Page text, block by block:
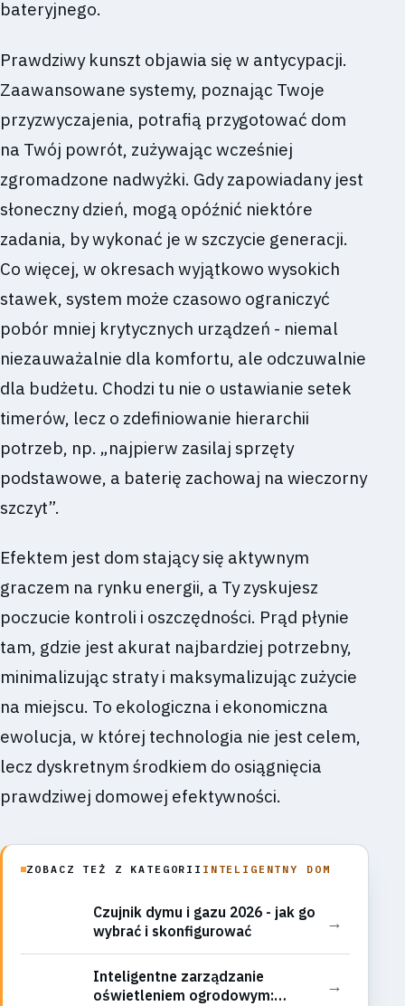
bateryjnego.
Prawdziwy kunszt objawia się w antycypacji.
Zaawansowane systemy, poznając Twoje
przyzwyczajenia, potrafią przygotować dom
na Twój powrót, zużywając wcześniej
zgromadzone nadwyżki. Gdy zapowiadany jest
słoneczny dzień, mogą opóźnić niektóre
zadania, by wykonać je w szczycie generacji.
Co więcej, w okresach wyjątkowo wysokich
stawek, system może czasowo ograniczyć
pobór mniej krytycznych urządzeń - niemal
niezauważalnie dla komfortu, ale odczuwalnie
dla budżetu. Chodzi tu nie o ustawianie setek
timerów, lecz o zdefiniowanie hierarchii
potrzeb, np. „najpierw zasilaj sprzęty
podstawowe, a baterię zachowaj na wieczorny
szczyt”.
Efektem jest dom stający się aktywnym
graczem na rynku energii, a Ty zyskujesz
poczucie kontroli i oszczędności. Prąd płynie
tam, gdzie jest akurat najbardziej potrzebny,
minimalizując straty i maksymalizując zużycie
na miejscu. To ekologiczna i ekonomiczna
ewolucja, w której technologia nie jest celem,
lecz dyskretnym środkiem do osiągnięcia
prawdziwej domowej efektywności.
ZOBACZ TEŻ Z KATEGORII INTELIGENTNY DOM
Czujnik dymu i gazu 2026 - jak go
wybrać i skonfigurować
→
Inteligentne zarządzanie
oświetleniem ogrodowym:
→